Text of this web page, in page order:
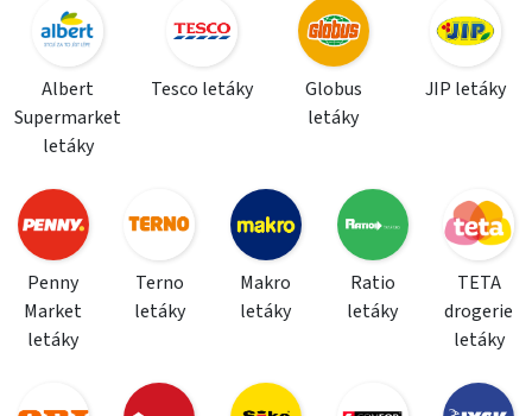
Albert
Supermarket
letáky
Tesco letáky
Globus
letáky
JIP letáky
Penny
Market
letáky
Terno
letáky
Makro
letáky
Ratio
letáky
TETA
drogerie
letáky